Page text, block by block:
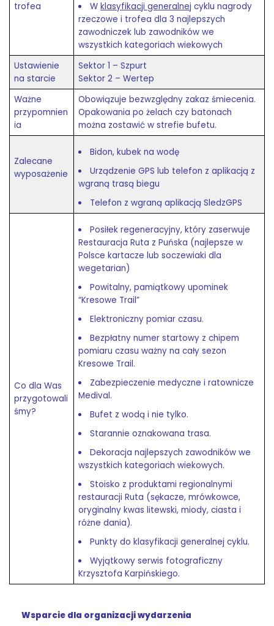
trofea Wklasyfikacji generalnej cyklu nagrody
rzeczowe i trofea dla 3 najlepszych
zawodniczek lub zawodników we
wszystkich kategoriach wiekowych
Ustawienie
na starcie
Sektor 1 – Szpurt
Sektor 2 – Wertep
Ważne
przypomnien
ia
Obowiązuje bezwzględny zakaz śmiecenia.
Opakowania po żelach czy batonach
można zostawić w strefie bufetu.
Zalecane
wyposażenie
Bidon, kubek na wodę
Urządzenie GPS lub telefon z aplikacją z
wgraną trasą biegu
Telefon z wgraną aplikacją SledzGPS
Co dla Was
przygotowali
śmy?
Posiłek regeneracyjny, który zaserwuje
Restauracja Ruta z Puńska (najlepsze w
Polsce kartacze lub soczewiaki dla
wegetarian)
Powitalny, pamiątkowy upominek
“Kresowe Trail”
Elektroniczny pomiar czasu.
Bezpłatny numer startowy z chipem
pomiaru czasu ważny na cały sezon
Kresowe Trail.
Zabezpieczenie medyczne i ratownicze
Medival.
Bufet z wodą i nie tylko.
Starannie oznakowana trasa.
Dekoracja najlepszych zawodników we
wszystkich kategoriach wiekowych.
Stoisko z produktami regionalnymi
restauracji Ruta (sękacze, mrówkowce,
oryginalny kwas litewski, miody, ciasta i
różne dania).
Punkty do klasyfikacji generalnej cyklu.
Wyjątkowy serwis fotograficzny
Krzysztofa Karpińskiego.
Wsparcie dla organizacji wydarzenia